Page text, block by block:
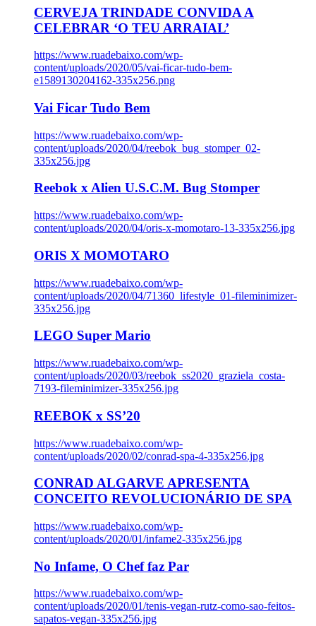
CERVEJA TRINDADE CONVIDA A
CELEBRAR ‘O TEU ARRAIAL’
https://www.ruadebaixo.com/wp-
content/uploads/2020/05/vai-ficar-tudo-bem-
e1589130204162-335x256.png
Vai Ficar Tudo Bem
https://www.ruadebaixo.com/wp-
content/uploads/2020/04/reebok_bug_stomper_02-
335x256.jpg
Reebok x Alien U.S.C.M. Bug Stomper
https://www.ruadebaixo.com/wp-
content/uploads/2020/04/oris-x-momotaro-13-335x256.jpg
ORIS X MOMOTARO
https://www.ruadebaixo.com/wp-
content/uploads/2020/04/71360_lifestyle_01-fileminimizer-
335x256.jpg
LEGO Super Mario
https://www.ruadebaixo.com/wp-
content/uploads/2020/03/reebok_ss2020_graziela_costa-
7193-fileminimizer-335x256.jpg
REEBOK x SS’20
https://www.ruadebaixo.com/wp-
content/uploads/2020/02/conrad-spa-4-335x256.jpg
CONRAD ALGARVE APRESENTA
CONCEITO REVOLUCIONÁRIO DE SPA
https://www.ruadebaixo.com/wp-
content/uploads/2020/01/infame2-335x256.jpg
No Infame, O Chef faz Par
https://www.ruadebaixo.com/wp-
content/uploads/2020/01/tenis-vegan-rutz-como-sao-feitos-
sapatos-vegan-335x256.jpg